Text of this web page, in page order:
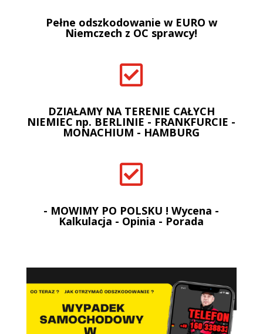
Pełne odszkodowanie w EURO w
Niemczech z OC sprawcy!

DZIAŁAMY NA TERENIE CAŁYCH
NIEMIEC np. BERLINIE - FRANKFURCIE -
MONACHIUM - HAMBURG

- MOWIMY PO POLSKU ! Wycena -
Kalkulacja - Opinia - Porada